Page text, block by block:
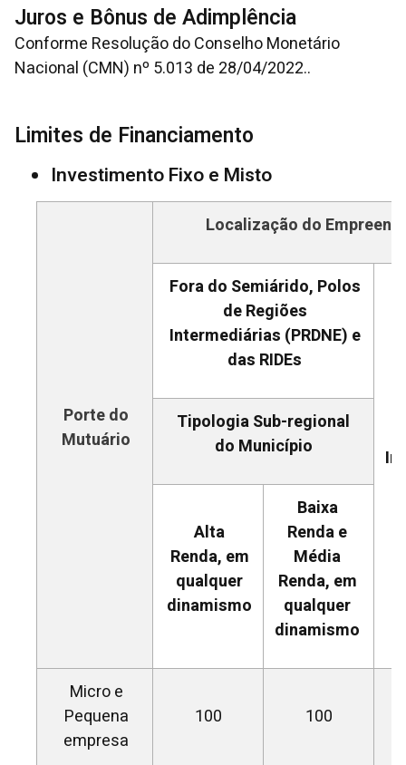
Juros e Bônus de Adimplência
Conforme Resolução do Conselho Monetário
Nacional (CMN) nº 5.013 de 28/04/2022..
Limites de Financiamento
Investimento Fixo e Misto
Porte do
Mutuário
Localização do
Fora do Semiárido, Polos
de Regiões
Intermediárias (PRDNE) e
das RIDEs
Tipologia Sub-regional
do Município
Alta
Renda, em
qualquer
dinamismo
Baixa
Renda e
Média
Renda, em
qualquer
dinamismo
Micro e
Pequena
empresa
100 100